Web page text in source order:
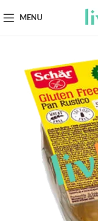
MENU